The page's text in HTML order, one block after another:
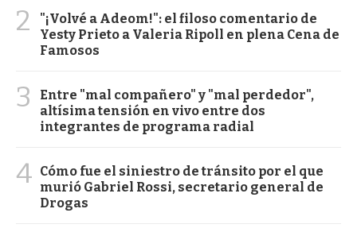
2
"¡Volvé a Adeom!": el filoso comentario de
Yesty Prieto a Valeria Ripoll en plena Cena de
Famosos
3
Entre "mal compañero" y "mal perdedor",
altísima tensión en vivo entre dos
integrantes de programa radial
4 Cómo fue el siniestro de tránsito por el que
murió Gabriel Rossi, secretario general de
Drogas